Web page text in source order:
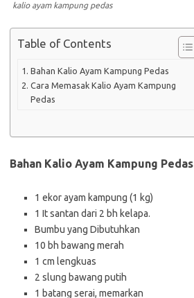
kalio ayam kampung pedas
Table of Contents
Bahan Kalio Ayam Kampung Pedas
Cara Memasak Kalio Ayam Kampung
Pedas
Bahan Kalio Ayam Kampung Pedas
1 ekor ayam kampung (1 kg)
1 It santan dari 2 bh kelapa.
Bumbu yang Dibutuhkan
10 bh bawang merah
1 cm lengkuas
2 slung bawang putih
1 batang serai, memarkan